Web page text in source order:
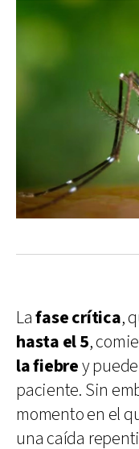
Lafase crítica,
hasta el 5,
la fiebrey
paciente. Sin
momento en el
una caída